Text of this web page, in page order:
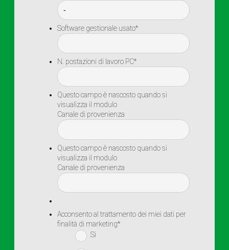
Software gestionale usato*
N. postazioni di lavoro PC*
Questo campo è nascosto quando si
visualizza il modulo
Canale di provenienza
Questo campo è nascosto quando si
visualizza il modulo
Canale di provenienza
Acconsento al trattamento dei miei dati per
finalità di marketing*
Si